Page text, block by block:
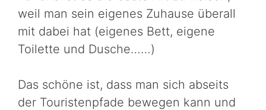
weil man sein eigenes Zuhause überall
mit dabei hat (eigenes Bett, eigene
Toilette und Dusche……)
Das schöne ist, dass man sich abseits
der Touristenpfade bewegen kann und